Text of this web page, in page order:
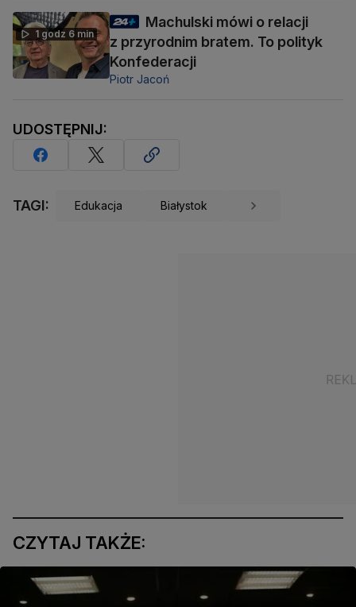
1 godz 6 min
Machulski mówi o relacji
z przyrodnim bratem. To polityk
Konfederacji
Piotr Jacoń
UDOSTĘPNIJ:
TAGI: Edukacja Białystok
CZYTAJ TAKŻE: